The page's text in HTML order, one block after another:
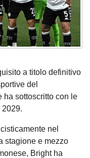
a titolo definitivo
del
ha sottoscritto con le
nel
stagione e mezzo
Bright ha